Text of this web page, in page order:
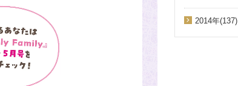
2014年(137)